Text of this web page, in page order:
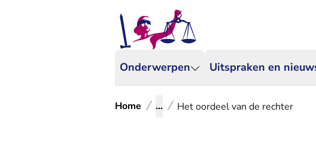
Onderwerpen Uitspraken en
Home ... Het oordeel van de rechter